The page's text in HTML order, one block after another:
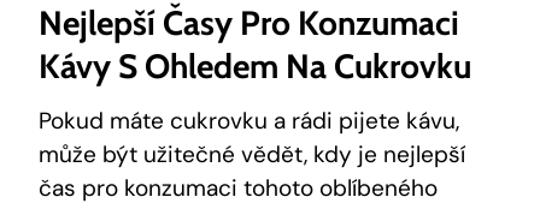
Nejlepší Časy Pro Konzumaci
Kávy S Ohledem Na Cukrovku
Pokud máte cukrovku a rádi pijete kávu,
může být užitečné vědět, kdy je nejlepší
čas pro konzumaci tohoto oblíbeného